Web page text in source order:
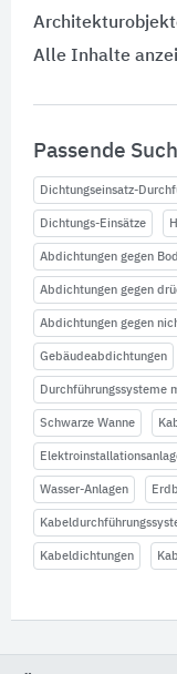
Alle Inhalte
Passende
Dichtungseinsatz-
Dichtungs-Einsätze
Abdichtungen gegen
Abdichtungen gegen
Abdichtungen gegen
Gebäudeabdichtungen
Durchführungssysteme
Schwarze Wanne
Wasser-Anlagen
Kabeldichtungen